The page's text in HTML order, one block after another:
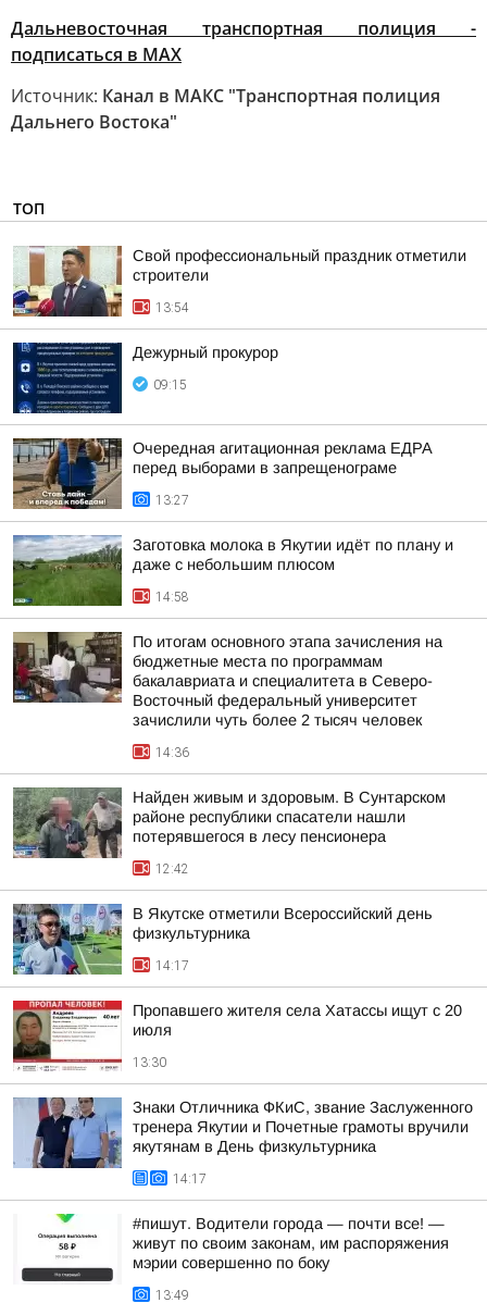
Дальневосточная транспортная полиция -
подписаться в МАХ
Источник: Канал в МАКС "Транспортная полиция
Дальнего Востока"
ТОП
Свой профессиональный праздник отметили
строители
13:54
Дежурный прокурор
09:15
Очередная агитационная реклама ЕДРА
перед выборами в запрещенограме
13:27
Заготовка молока в Якутии идёт по плану и
даже с небольшим плюсом
14:58
По итогам основного этапа зачисления на
бюджетные места по программам
бакалавриата и специалитета в Северо-
Восточный федеральный университет
зачислили чуть более 2 тысяч человек
14:36
Найден живым и здоровым. В Сунтарском
районе республики спасатели нашли
потерявшегося в лесу пенсионера
12:42
В Якутске отметили Всероссийский день
физкультурника
14:17
Пропавшего жителя села Хатассы ищут с 20
июля
13:30
Знаки Отличника ФКиС, звание Заслуженного
тренера Якутии и Почетные грамоты вручили
якутянам в День физкультурника
14:17
#пишут. Водители города — почти все! —
живут по своим законам, им распоряжения
мэрии совершенно по боку
13:49